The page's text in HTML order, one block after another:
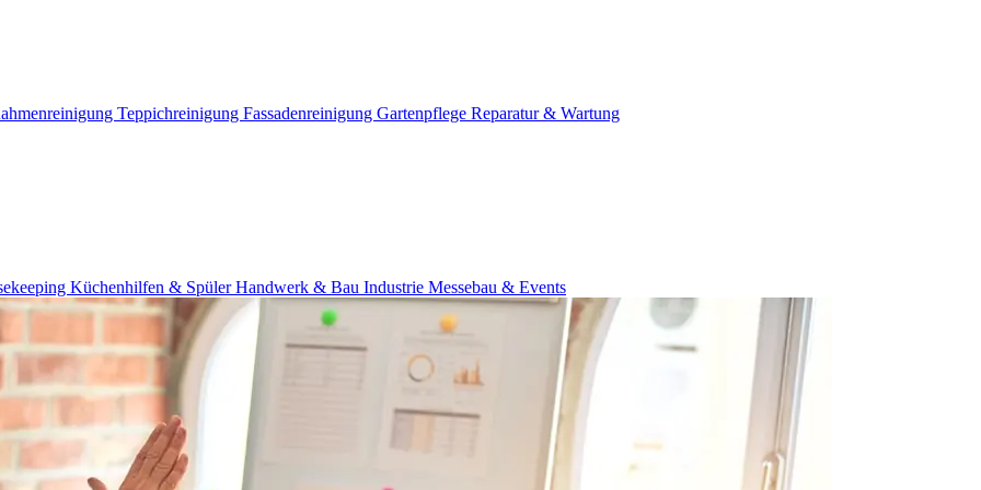
Teppichreinigung Fassadenreinigung Gartenpflege Reparatur & Wartung
Küchenhilfen & SpülerHandwerk & Bau Industrie Messebau & Events